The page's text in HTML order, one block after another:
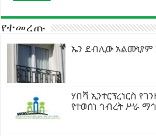
የተመረጡ
ኤን ደብሊው አልሙኒየም
ሃበሻ ኢንተርፕረነርስ
የተወሰነ ኅብረት ሥራ